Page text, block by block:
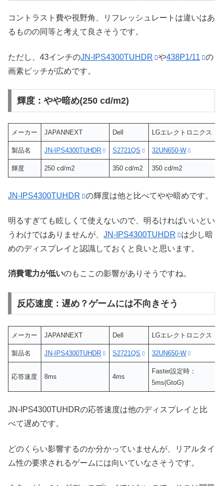
コントラスト費や視野角、リフレッシュレートは違いはあ
るものの同等と考えて良さそうです。
ただし、43インチのJN-IPS4300TUHDR や438P1/11
の
画素ピッチが広めです。
輝度：やや暗め(250 cd/m2)
メーカー JAPANNEXT Dell LGエレクトロニクス
製品名 JN-IPS4300TUHDR S2721QS 32UN650-W
輝度 250 cd/m2 350 cd/m2 350 cd/m2
JN-IPS4300TUHDR の輝度は他と比べてやや暗めです。
明るすぎても眩しくて使えないので、明るければいいとい
うわけではありませんが、 JN-IPS4300TUHDR
は少し暗
めのディスプレイと認識しておくと良いと思います。
消費電力が低いのもここの影響がありそうですね。
反応速度：遅め？ゲームには不向きそう
メーカー JAPANNEXT Dell LGエレクトロニクス
製品名 JN-IPS4300TUHDR S2721QS 32UN650-W
応答速度 8ms 4ms
Faster設定時：
5ms(GtoG)
JN-IPS4300TUHDRの応答速度は他のディスプレイと比
べて遅めです。
どのくらい影響するのか分かっていませんが、リアルタイ
ム性の要求されるゲームには向いていなさそうです。